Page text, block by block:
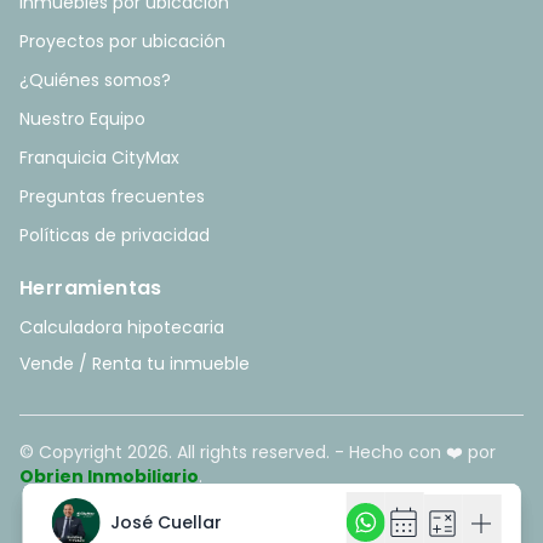
José Cuellar calendar_month calculate add
José Cuellar calendar_month calculate add
Proyectos por ubicación
¿Quiénes somos?
Nuestro Equipo
Franquicia CityMax
Preguntas frecuentes
Políticas de privacidad
Herramientas
Calculadora hipotecaria
Vende / Renta tu inmueble
© Copyright 2026. All rights reserved. - Hecho con ❤️ por
Obrien Inmobiliario.